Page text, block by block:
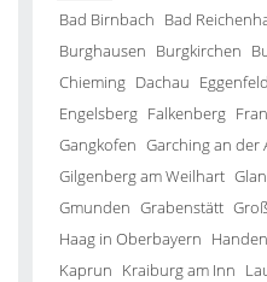
Bad Birnbach Bad
Burghausen Burgkirchen
Chieming Dachau
Engelsberg Falkenberg
Gangkofen Garching an der
Gilgenberg am Weilhart
Gmunden Grabenstätt
Haag in Oberbayern
Kaprun Kraiburg am Inn